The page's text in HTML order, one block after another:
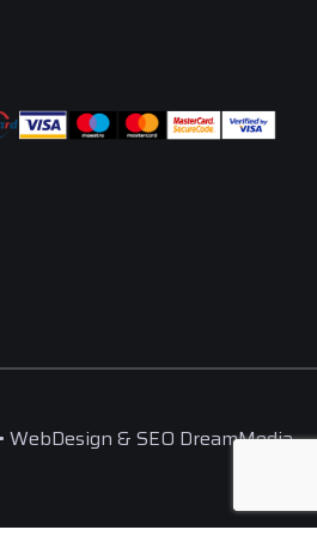
& SEO DreamMedia